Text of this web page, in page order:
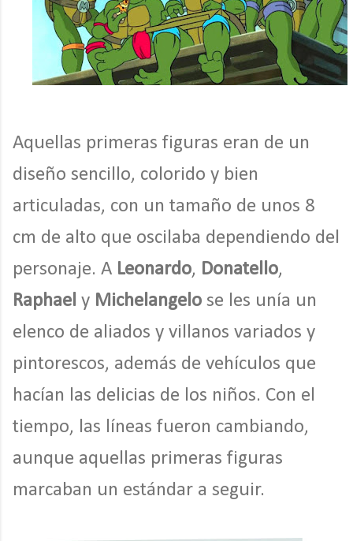
Aquellas primeras figuras eran de un
diseño sencillo, colorido y bien
articuladas, con un tamaño de unos 8
cm de alto que oscilaba dependiendo del
personaje. A Leonardo, Donatello,
Raphael y Michelangelo se les unía un
elenco de aliados y villanos variados y
pintorescos, además de vehículos que
hacían las delicias de los niños. Con el
tiempo, las líneas fueron cambiando,
aunque aquellas primeras figuras
marcaban un estándar a seguir.